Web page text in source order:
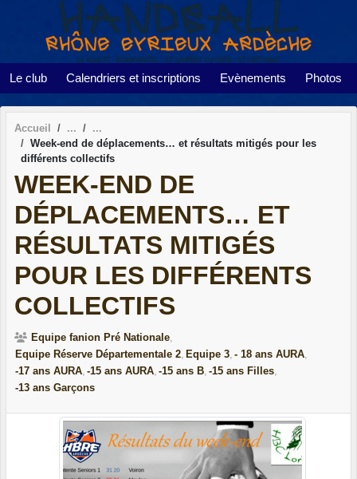
Le club Calendriers et inscriptions Evènements Photos
Accueil
Week-end de déplacements… et résultats mitigés pour les
différents collectifs
WEEK-END DE
DÉPLACEMENTS… ET
RÉSULTATS MITIGÉS
POUR LES DIFFÉRENTS
COLLECTIFS
Equipe fanion Pré Nationale
Equipe Réserve Départementale 2 Equipe 3 - 18 ans AURA
-17 ans AURA -15 ans AURA -15 ans B -15 ans Filles
-13 ans Garçons
Panneau de gestion des cookies